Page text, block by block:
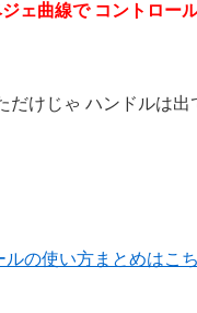
ェ曲線で コントロー
だけじゃ ハンドルは出
ルの使い方まとめはこ